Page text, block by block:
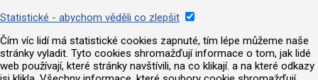
Statistické - abychom věděli co zlepšit
Čím víc lidí má statistické cookies zapnuté, tím lépe můžeme naše
stránky vyladit. Tyto cookies shromažďují informace o tom, jak lidé
web používají, které stránky navštívili, na co klikají. a na které odkazy